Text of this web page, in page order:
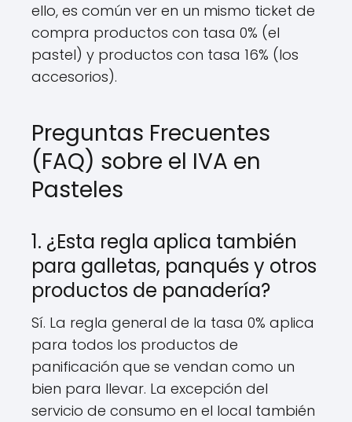
ello, es común ver en un mismo ticket de
compra productos con tasa 0% (el
pastel) y productos con tasa 16% (los
accesorios).
Preguntas Frecuentes
(FAQ) sobre el IVA en
Pasteles
1. ¿Esta regla aplica también
para galletas, panqués y otros
productos de panadería?
Sí. La regla general de la tasa 0% aplica
para todos los productos de
panificación que se vendan como un
bien para llevar. La excepción del
servicio de consumo en el local también